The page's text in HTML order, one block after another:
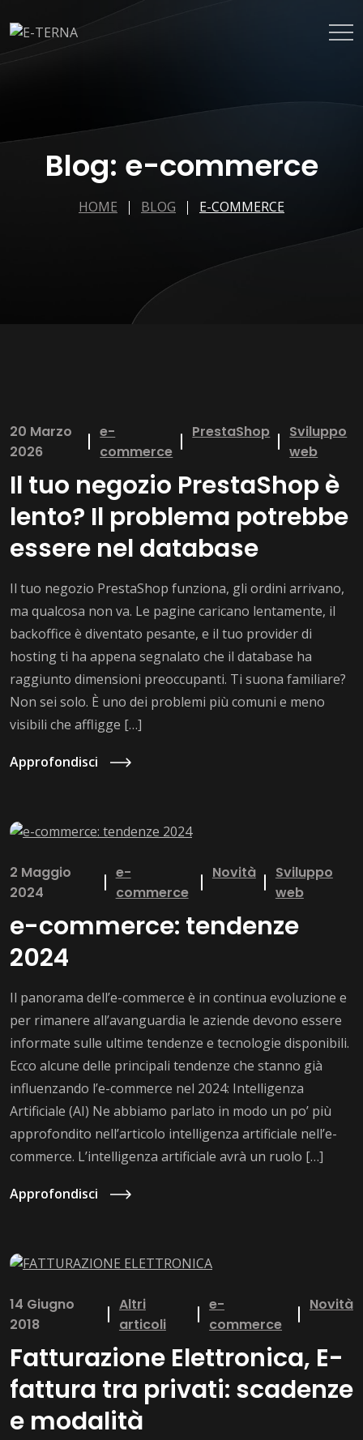
Blog: e-commerce
HOME BLOG E-COMMERCE
20 Marzo
2026
e-
commerce
PrestaShop
Sviluppo
web
Il tuo negozio PrestaShop è
lento? Il problema potrebbe
essere nel database
Il tuo negozio PrestaShop funziona, gli ordini arrivano,
ma qualcosa non va. Le pagine caricano lentamente, il
backoffice è diventato pesante, e il tuo provider di
hosting ti ha appena segnalato che il database ha
raggiunto dimensioni preoccupanti. Ti suona familiare?
Non sei solo. È uno dei problemi più comuni e meno
visibili che affligge […]
Approfondisci
2 Maggio
2024
e-
commerce
Novità
Sviluppo
web
e-commerce: tendenze
2024
Il panorama dell’e-commerce è in continua evoluzione e
per rimanere all’avanguardia le aziende devono essere
informate sulle ultime tendenze e tecnologie disponibili.
Ecco alcune delle principali tendenze che stanno già
influenzando l’e-commerce nel 2024: Intelligenza
Artificiale (AI) Ne abbiamo parlato in modo un po’ più
approfondito nell’articolo intelligenza artificiale nell’e-
commerce. L’intelligenza artificiale avrà un ruolo […]
Approfondisci
14 Giugno
2018
Altri
articoli
e-
commerce
Novità
Fatturazione Elettronica, E-
fattura tra privati: scadenze
e modalità